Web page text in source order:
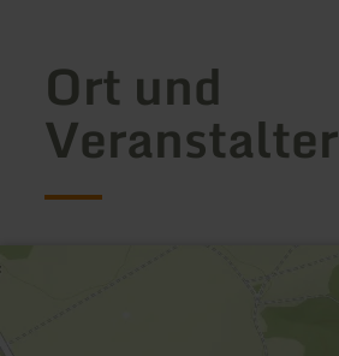
Ort und
Veranstalter